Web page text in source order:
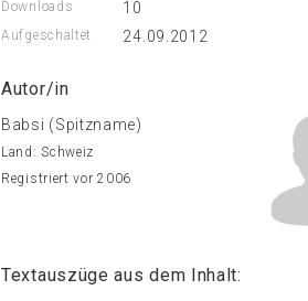
Downloads 10
Aufgeschaltet 24.09.2012
Autor/in
Babsi (Spitzname)
Land: Schweiz
Registriert vor 2006
Textauszüge aus dem Inhalt: